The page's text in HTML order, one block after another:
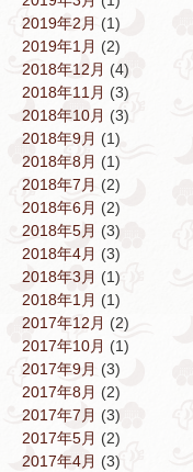
2019年2月 (1)
2019年1月 (2)
2018年12月 (4)
2018年11月 (3)
2018年10月 (3)
2018年9月 (1)
2018年8月 (1)
2018年7月 (2)
2018年6月 (2)
2018年5月 (3)
2018年4月 (3)
2018年3月 (1)
2018年1月 (1)
2017年12月 (2)
2017年10月 (1)
2017年9月 (3)
2017年8月 (2)
2017年7月 (3)
2017年5月 (2)
2017年4月 (3)